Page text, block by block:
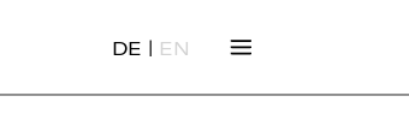
DE | EN